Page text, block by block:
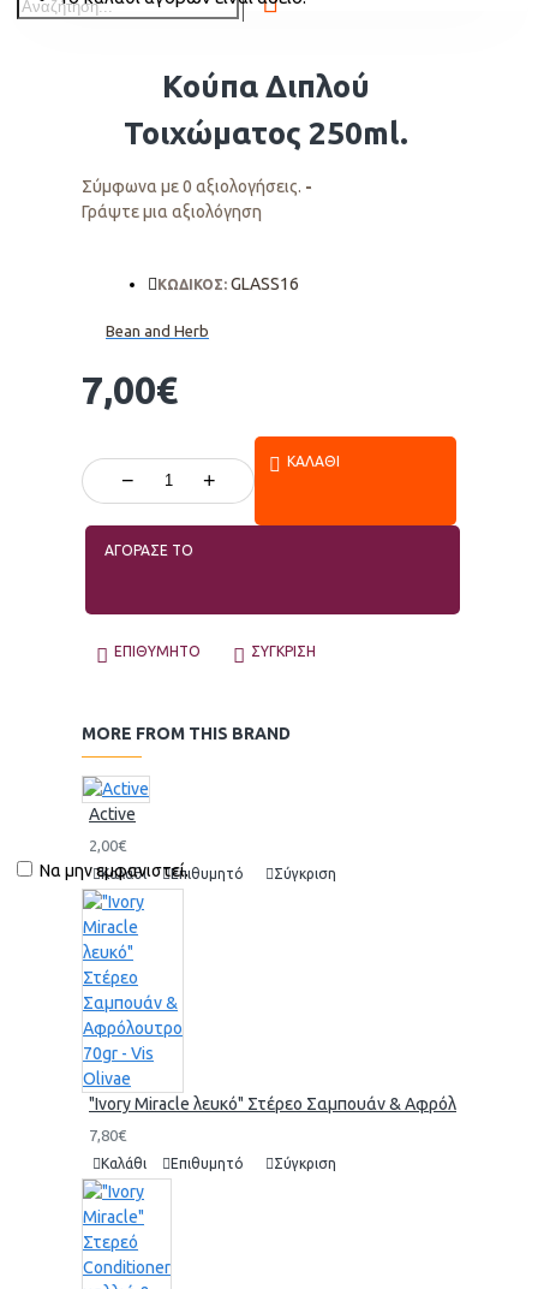
Να μην εμφανιστεί.
Κούπα Διπλού
Τοιχώματος 250ml.
Σύμφωνα με 0 αξιολογήσεις. -
Γράψτε μια αξιολόγηση
7,00€
ΚΩΔΙΚΟΣ: GLASS16
Bean and Herb
− +
ΚΑΛΆΘΙ
ΑΓΟΡΑΣΕ ΤΟ
ΕΠΙΘΥΜΗΤΌ ΣΎΓΚΡΙΣΗ
MORE FROM THIS BRAND
Active
2,00€
Καλάθι Επιθυμητό Σύγκριση
"Ivory Miracle λευκό" Στέρεο Σαμπουάν & Αφρόλουτρο
7,80€
Καλάθι Επιθυμητό Σύγκριση